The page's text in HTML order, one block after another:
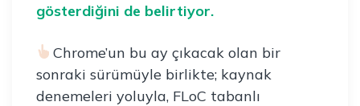
gösterdiğini de belirtiyor.
Chrome’un bu ay çıkacak olan bir
sonraki sürümüyle birlikte; kaynak
denemeleri yoluyla, FLoC tabanlı